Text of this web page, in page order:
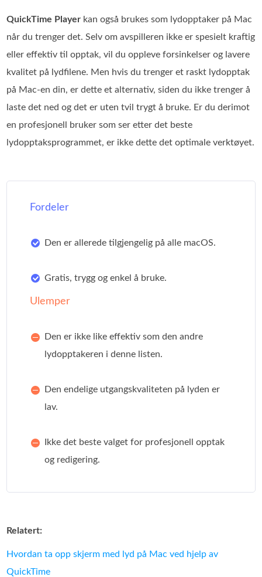
QuickTime Player kan også brukes som lydopptaker på Mac
når du trenger det. Selv om avspilleren ikke er spesielt kraftig
eller effektiv til opptak, vil du oppleve forsinkelser og lavere
kvalitet på lydfilene. Men hvis du trenger et raskt lydopptak
på Mac-en din, er dette et alternativ, siden du ikke trenger å
laste det ned og det er uten tvil trygt å bruke. Er du derimot
en profesjonell bruker som ser etter det beste
lydopptaksprogrammet, er ikke dette det optimale verktøyet.
Fordeler
Den er allerede tilgjengelig på alle macOS.
Gratis, trygg og enkel å bruke.
Ulemper
Den er ikke like effektiv som den andre
lydopptakeren i denne listen.
Den endelige utgangskvaliteten på lyden er
lav.
Ikke det beste valget for profesjonell opptak
og redigering.
Relatert:
Hvordan ta opp skjerm med lyd på Mac ved hjelp av
QuickTime